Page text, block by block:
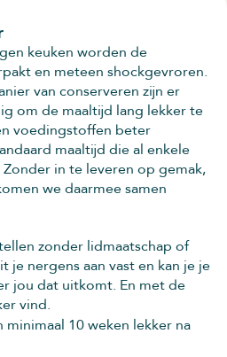
keuken worden de
en meteen shockgevroren.
van conserveren zijn er
om de maaltijd lang lekker te
voedingstoffen beter
maaltijd die al enkele
in te leveren op gemak,
we daarmee samen
zonder lidmaatschap of
je nergens aan vast en kan je je
jou dat uitkomt. En met de
vind.
10 weken lekker na